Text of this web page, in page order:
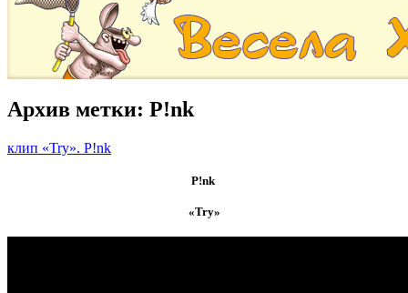
Архив метки: P!nk
клип «Try». P!nk
P!nk
«Try»